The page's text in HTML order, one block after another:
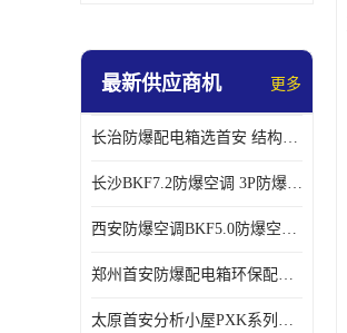
最新供应商机 更多
长治防爆配电箱选首安 结构紧凑、价格合理、资质齐全
长沙BKF7.2防爆空调 3P防爆空调与普通空调有什么区别
西安防爆空调BKF5.0防爆空调技术参数
郑州首安防爆配电箱环保配套用防爆配电箱
太原首安分析小屋PXK系列在线分析小屋厂家